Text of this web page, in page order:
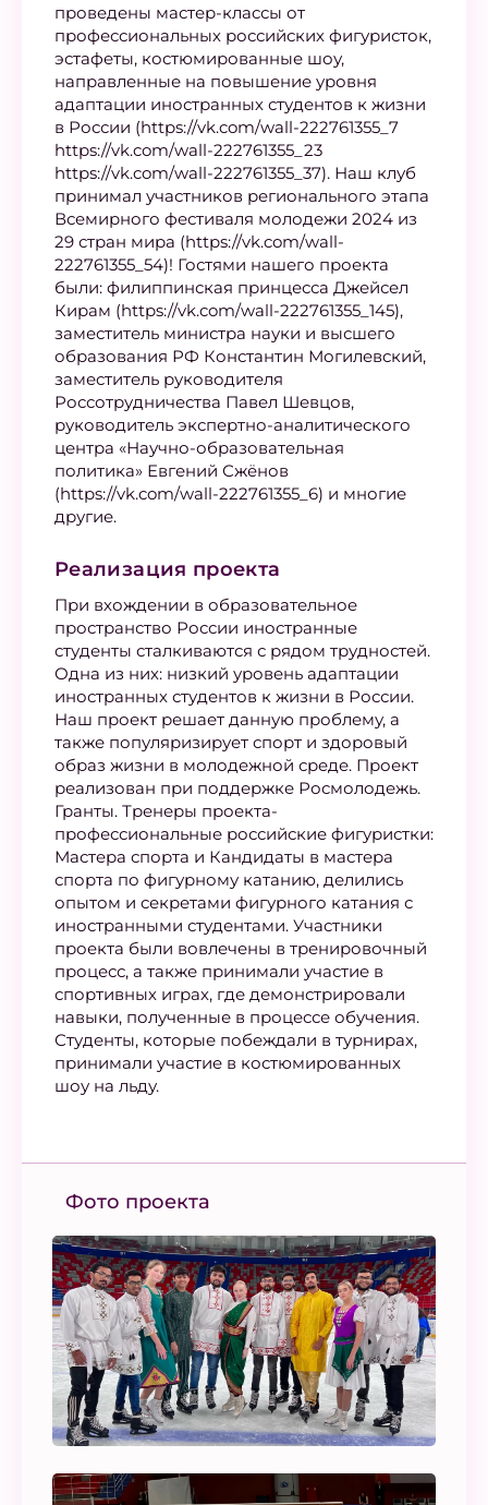
проведены мастер-классы от
профессиональных российских фигуристок,
эстафеты, костюмированные шоу,
направленные на повышение уровня
адаптации иностранных студентов к жизни
в России (https://vk.com/wall-222761355_7
https://vk.com/wall-222761355_23
https://vk.com/wall-222761355_37). Наш клуб
принимал участников регионального этапа
Всемирного фестиваля молодежи 2024 из
29 стран мира (https://vk.com/wall-
222761355_54)! Гостями нашего проекта
были: филиппинская принцесса Джейсел
Кирам (https://vk.com/wall-222761355_145),
заместитель министра науки и высшего
образования РФ Константин Могилевский,
заместитель руководителя
Россотрудничества Павел Шевцов,
руководитель экспертно-аналитического
центра «Научно-образовательная
политика» Евгений Сжёнов
(https://vk.com/wall-222761355_6) и многие
другие.
Реализация проекта
При вхождении в образовательное
пространство России иностранные
студенты сталкиваются с рядом трудностей.
Одна из них: низкий уровень адаптации
иностранных студентов к жизни в России.
Наш проект решает данную проблему, а
также популяризирует спорт и здоровый
образ жизни в молодежной среде. Проект
реализован при поддержке Росмолодежь.
Гранты. Тренеры проекта-
профессиональные российские фигуристки:
Мастера спорта и Кандидаты в мастера
спорта по фигурному катанию, делились
опытом и секретами фигурного катания с
иностранными студентами. Участники
проекта были вовлечены в тренировочный
процесс, а также принимали участие в
спортивных играх, где демонстрировали
навыки, полученные в процессе обучения.
Студенты, которые побеждали в турнирах,
принимали участие в костюмированных
шоу на льду.
Фото проекта